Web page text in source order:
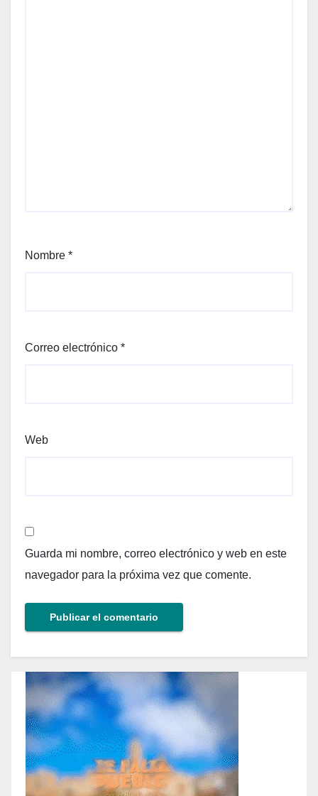
Nombre *
Correo electrónico *
Web
Guarda mi nombre, correo electrónico y web en este
navegador para la próxima vez que comente.